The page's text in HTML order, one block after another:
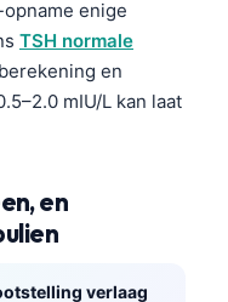
enige
TSH normale
en
mIU/L kan laat
en
verlaag